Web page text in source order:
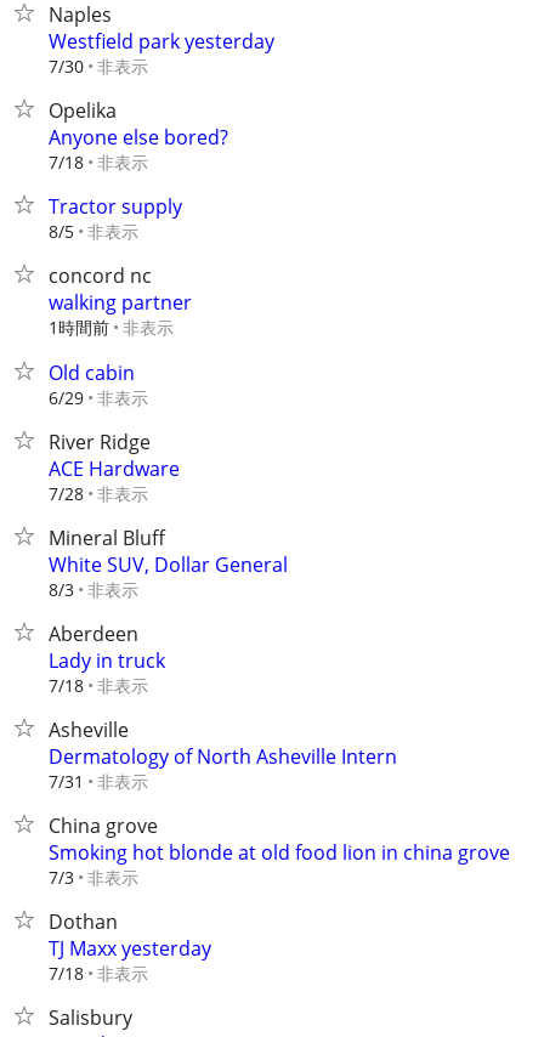
Naples
Westfield park yesterday
7/30 非表示
Opelika
Anyone else bored?
7/18 非表示
Tractor supply
8/5 非表示
concord nc
walking partner
1時間前 非表示
Old cabin
6/29 非表示
River Ridge
ACE Hardware
7/28 非表示
Mineral Bluff
White SUV, Dollar General
8/3 非表示
Aberdeen
Lady in truck
7/18 非表示
Asheville
Dermatology of North Asheville Intern
7/31 非表示
China grove
Smoking hot blonde at old food lion in china grove
7/3 非表示
Dothan
TJ Maxx yesterday
7/18 非表示
Salisbury